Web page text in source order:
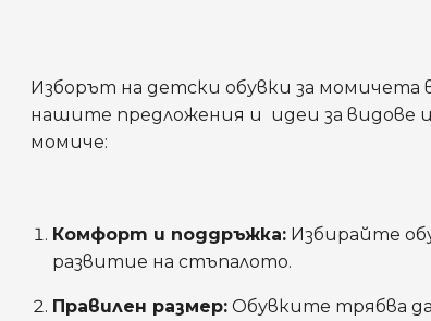
Изборът на детски обувки за момичета
нашите предложения и идеи за видове
момиче:
Комфорт и поддръжка:Избирайте
развитие на стъпалото.
Правилен размер:Обувките трябва